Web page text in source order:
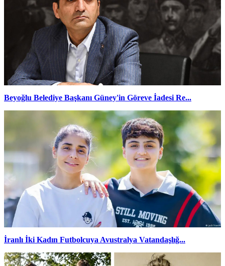
Beyoğlu Belediye Başkanı Güney'in Göreve İadesi Re...
İranlı İki Kadın Futbolcuya Avustralya Vatandaşlığ...